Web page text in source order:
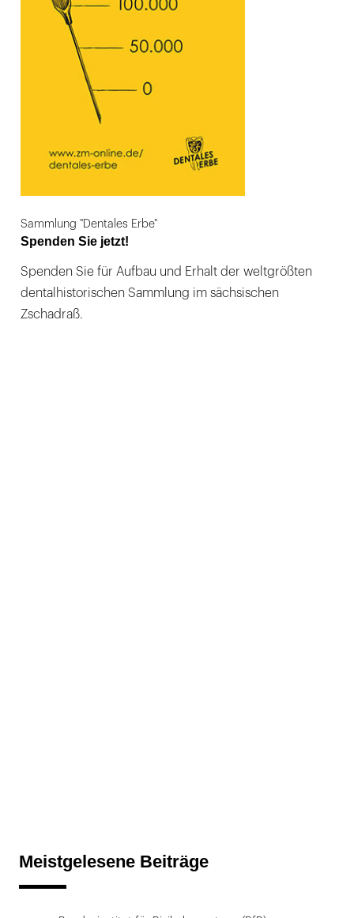
Sammlung "Dentales Erbe"
Spenden Sie jetzt!
Spenden Sie für Aufbau und Erhalt der weltgrößten
dentalhistorischen Sammlung im sächsischen
Zschadraß.
Meistgelesene Beiträge